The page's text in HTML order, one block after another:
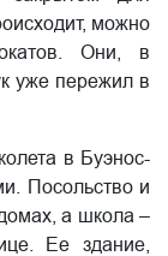
можно
Они, в
уже пережил в
в Буэнос-
Посольство и
а школа –
Ее здание,